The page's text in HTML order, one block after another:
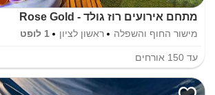
מתחם אירועים רוז גולד - Rose Gold
מישור החוף והשפלה ראשון לציון 1 לופט
עד 150 אורחים